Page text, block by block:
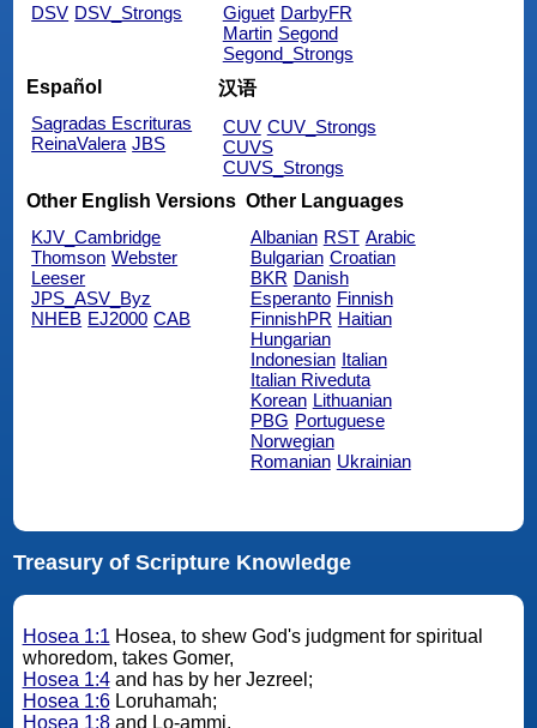
DSV DSV_Strongs
Giguet DarbyFR
Martin Segond
Segond_Strongs
Español
Sagradas Escrituras
ReinaValera JBS
汉语
CUV CUV_Strongs
CUVS
CUVS_Strongs
Other English Versions
KJV_Cambridge
Thomson Webster
Leeser
JPS_ASV_Byz
NHEB EJ2000 CAB
Other Languages
Albanian RST Arabic
Bulgarian Croatian
BKR Danish
Esperanto Finnish
FinnishPR Haitian
Hungarian
Indonesian Italian
Italian Riveduta
Korean Lithuanian
PBG Portuguese
Norwegian
Romanian Ukrainian
Treasury of Scripture Knowledge
Hosea 1:1 Hosea, to shew God's judgment for spiritual
whoredom, takes Gomer,
Hosea 1:4and has by her Jezreel;
Hosea 1:6Loruhamah;
Hosea 1:8and Lo-ammi.